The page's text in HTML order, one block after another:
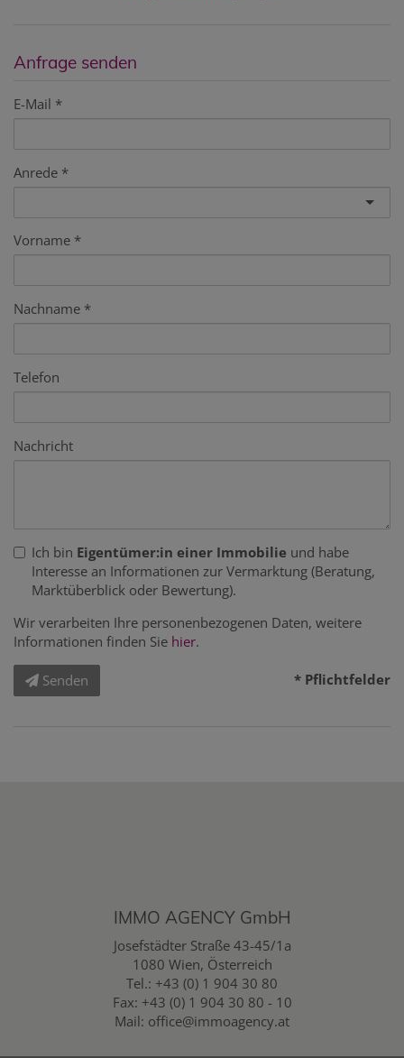
Anfrage senden
E-Mail
Anrede
Vorname
Nachname
Telefon
Nachricht
Ich bin Eigentümer:in einer Immobilie und habe
Interesse an Informationen zur Vermarktung (Beratung,
Marktüberblick oder Bewertung).
Wir verarbeiten Ihre personenbezogenen Daten, weitere
Informationen finden Sie hier.
Senden * Pflichtfelder
IMMO AGENCY GmbH
Josefstädter Straße 43-45/1a
1080 Wien, Österreich
Tel.: +43 (0) 1 904 30 80
Fax: +43 (0) 1 904 30 80 - 10
Mail: office@immoagency.at